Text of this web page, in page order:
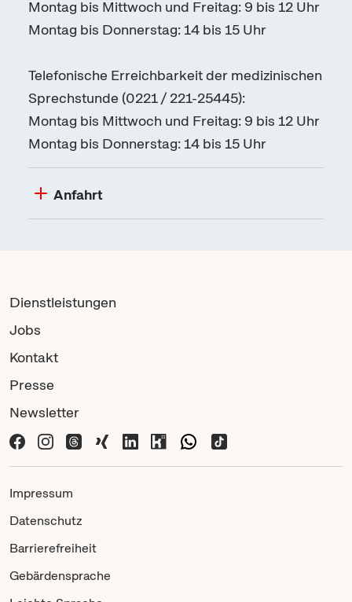
Montag bis Mittwoch und Freitag: 9 bis 12 Uhr
Montag bis Donnerstag: 14 bis 15 Uhr
Telefonische Erreichbarkeit der medizinischen
Sprechstunde (0221 / 221-25445):
Montag bis Mittwoch und Freitag: 9 bis 12 Uhr
Montag bis Donnerstag: 14 bis 15 Uhr
Anfahrt
Dienstleistungen
Jobs
Kontakt
Presse
Newsletter
Impressum
Datenschutz
Barrierefreiheit
Gebärdensprache